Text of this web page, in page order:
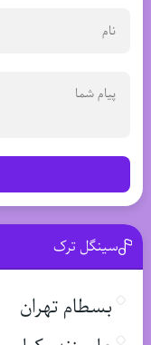
سینگل ترک
بسطام تهران